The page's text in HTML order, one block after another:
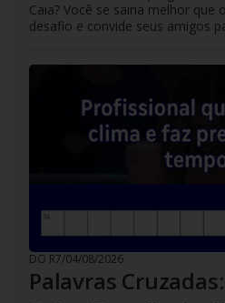
Caia? Você se sairia melhor que
desafio e convide seus amigos
DO R7/04/08/2026
Palavras